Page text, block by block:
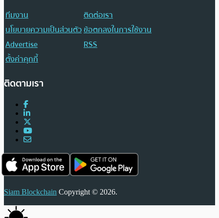
ทีมงาน
ติดต่อเรา
นโยบายความเป็นส่วนตัวข้อตกลงในการใช้งาน
Advertise
RSS
ตั้งค่าคุกกี้
ติดตามเรา
Siam Blockchain Copyright © 2026.